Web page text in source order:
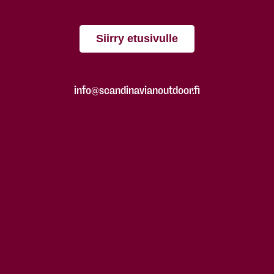
Siirry etusivulle
info@scandinavianoutdoor.fi